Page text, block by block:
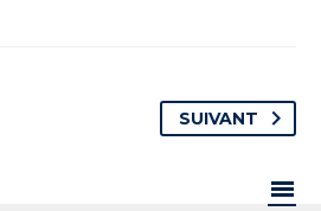
SUIVANT
